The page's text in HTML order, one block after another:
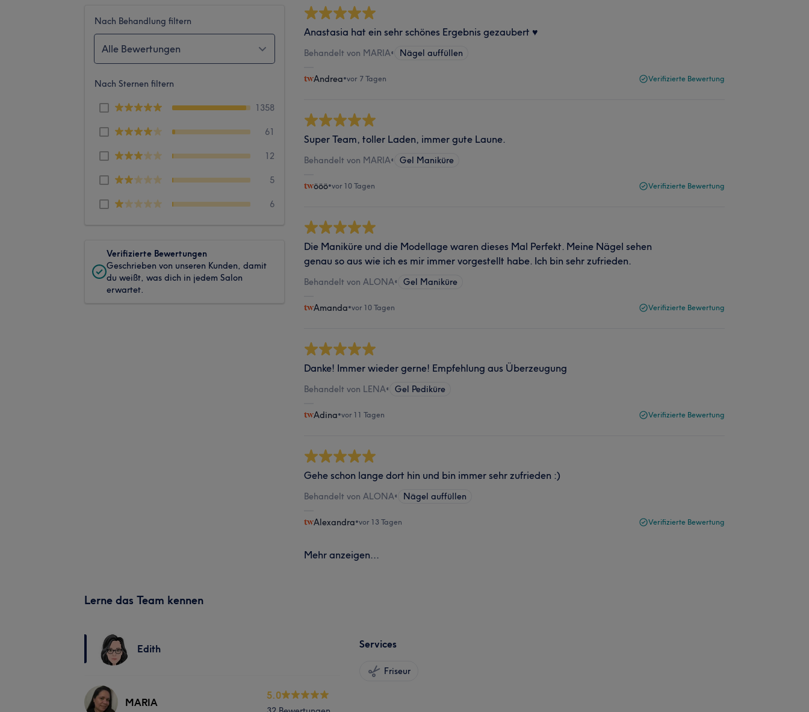
Nach Behandlung filtern
Alle Bewertungen
Nach Sternen filtern
1358
61
12
5
6
Verifizierte Bewertungen
Geschrieben von unseren Kunden, damit
du weißt, was dich in jedem Salon
erwartet.
Anastasia hat ein sehr schönes Ergebnis gezaubert ♥️
Behandelt von MARIA• Nägel auffüllen
Andrea•vor 7 Tagen Verifizierte Bewertung
Super Team, toller Laden, immer gute Laune.
Behandelt von MARIA• Gel Maniküre
ööö•vor 10 Tagen Verifizierte Bewertung
Die Maniküre und die Modellage waren dieses Mal Perfekt. Meine Nägel sehen
genau so aus wie ich es mir immer vorgestellt habe. Ich bin sehr zufrieden.
Behandelt von ALONA• Gel Maniküre
Amanda•vor 10 Tagen Verifizierte Bewertung
Danke! Immer wieder gerne! Empfehlung aus Überzeugung
Behandelt von LENA• Gel Pediküre
Adina•vor 11 Tagen Verifizierte Bewertung
Gehe schon lange dort hin und bin immer sehr zufrieden :)
Behandelt von ALONA• Nägel auffüllen
Alexandra•vor 13 Tagen Verifizierte Bewertung
Mehr anzeigen...
Lerne das Team kennen
Edith
MARIA
5.0
Services
Friseur